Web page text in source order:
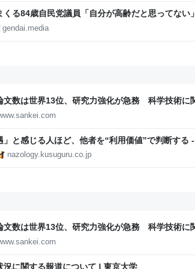
くる84歳自民党議員「自分が高齢だと思ってない」
gendai.media
文数は世界13位、研究力強化が急務 科学技術に
」と感じる人ほど、他者を“利用価値”で判断する
nazology.kusuguru.co.jp
文数は世界13位、研究力強化が急務 科学技術に
況に関する報道について | 東京大学